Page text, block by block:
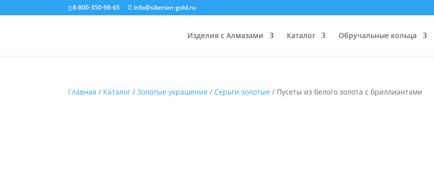
8-800-350-98-65 info@siberian-gold.ru
Изделия с Алмазами Каталог Обручальные кольца
Главная / Каталог /Золотые украшения / Серьги золотые / Пусеты из белого золота с бриллиантами